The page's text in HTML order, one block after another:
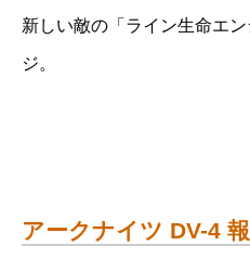
新しい敵の「ライン生命エ
ジ。
アークナイツ DV-4